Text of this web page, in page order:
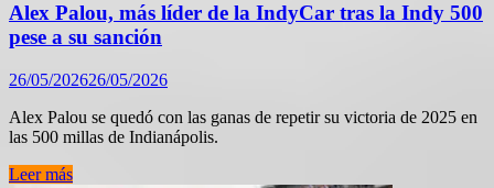
Alex Palou, más líder de la IndyCar tras la Indy 500
pese a su sanción
26/05/202626/05/2026
Alex Palou se quedó con las ganas de repetir su victoria de 2025 en
las 500 millas de Indianápolis.
Alex
Leer más